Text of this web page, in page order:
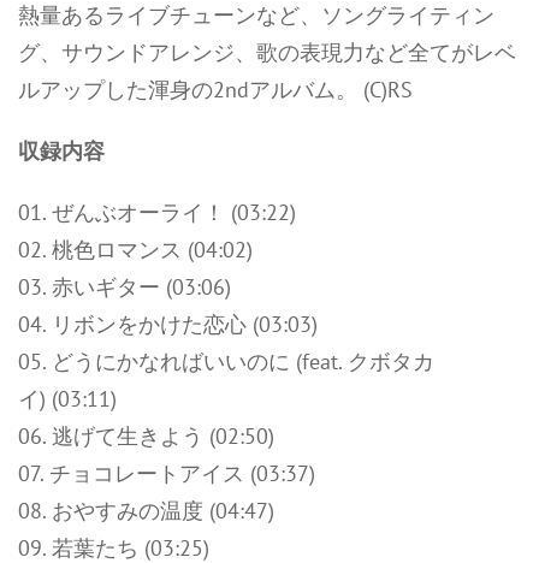
熱量あるライブチューンなど、ソングライティン
グ、サウンドアレンジ、歌の表現力など全てがレベ
ルアップした渾身の2ndアルバム。 (C)RS
収録内容
01. ぜんぶオーライ！ (03:22)
02. 桃色ロマンス (04:02)
03. 赤いギター (03:06)
04. リボンをかけた恋心 (03:03)
05. どうにかなればいいのに (feat. クボタカ
イ) (03:11)
06. 逃げて生きよう (02:50)
07. チョコレートアイス (03:37)
08. おやすみの温度 (04:47)
09. 若葉たち (03:25)